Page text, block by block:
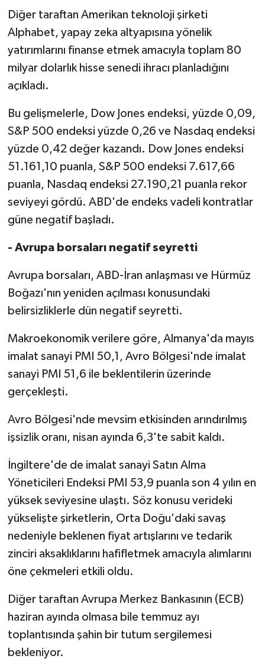
Diğer taraftan Amerikan teknoloji şirketi
Alphabet, yapay zeka altyapısına yönelik
yatırımlarını finanse etmek amacıyla toplam 80
milyar dolarlık hisse senedi ihracı planladığını
açıkladı.
Bu gelişmelerle, Dow Jones endeksi, yüzde 0,09,
S&P 500 endeksi yüzde 0,26 ve Nasdaq endeksi
yüzde 0,42 değer kazandı. Dow Jones endeksi
51.161,10 puanla, S&P 500 endeksi 7.617,66
puanla, Nasdaq endeksi 27.190,21 puanla rekor
seviyeyi gördü. ABD'de endeks vadeli kontratlar
güne negatif başladı.
- Avrupa borsaları negatif seyretti
Avrupa borsaları, ABD-İran anlaşması ve Hürmüz
Boğazı'nın yeniden açılması konusundaki
belirsizliklerle dün negatif seyretti.
Makroekonomik verilere göre, Almanya'da mayıs
imalat sanayi PMI 50,1, Avro Bölgesi'nde imalat
sanayi PMI 51,6 ile beklentilerin üzerinde
gerçekleşti.
Avro Bölgesi'nde mevsim etkisinden arındırılmış
işsizlik oranı, nisan ayında 6,3'te sabit kaldı.
İngiltere'de de imalat sanayi Satın Alma
Yöneticileri Endeksi PMI 53,9 puanla son 4 yılın en
yüksek seviyesine ulaştı. Söz konusu verideki
yükselişte şirketlerin, Orta Doğu'daki savaş
nedeniyle beklenen fiyat artışlarını ve tedarik
zinciri aksaklıklarını hafifletmek amacıyla alımlarını
öne çekmeleri etkili oldu.
Diğer taraftan Avrupa Merkez Bankasının (ECB)
haziran ayında olmasa bile temmuz ayı
toplantısında şahin bir tutum sergilemesi
bekleniyor.